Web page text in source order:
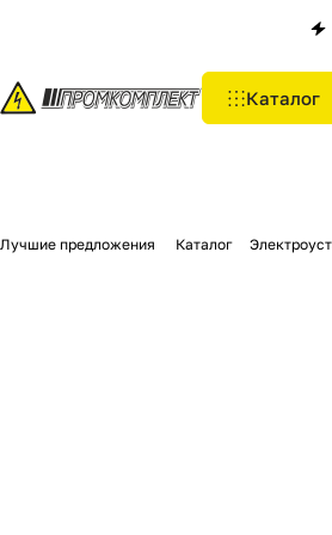
Каталог
Лучшие предложения Каталог